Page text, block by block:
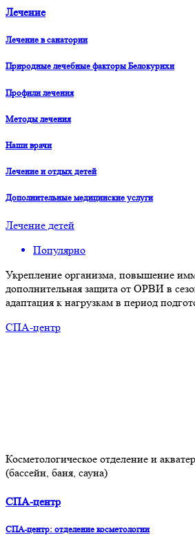
Лечение
Лечение в санатории
Природные лечебные факторы Белокурихи
Профили лечения
Методы лечения
Наши врачи
Лечение и отдых детей
Дополнительные медицинские услуги
Лечение детей
Популярно
Укрепление организма, повышение
дополнительная защита от ОРВИ в
адаптация к нагрузкам в период
СПА-центр
Косметологическое отделение и
(бассейн, баня, сауна)
СПА-центр
СПА-центр: отделение косметологии